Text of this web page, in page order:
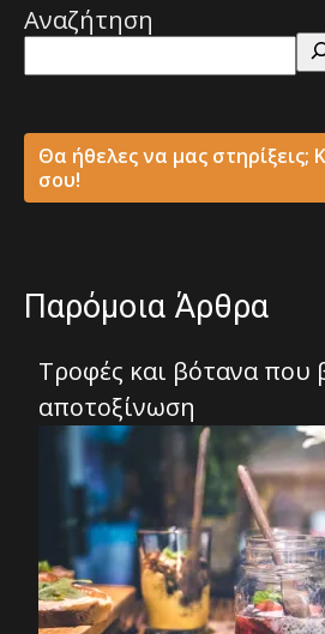
Αναζήτηση
Θα ήθελες να μας
σου!
Παρόμοια Άρθρα
Τροφές και βότανα που
αποτοξίνωση